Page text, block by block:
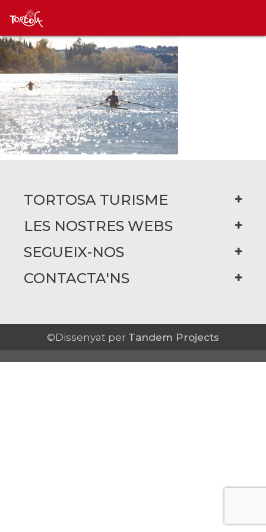
TORTOSA TURISME
LES NOSTRES WEBS
SEGUEIX-NOS
CONTACTA'NS
©Dissenyat per Tandem Projects